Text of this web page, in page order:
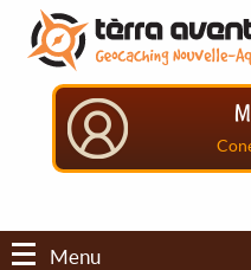
Pasar
contenido
principal
Pasar
menú
principal
Pasar
principal
Menu